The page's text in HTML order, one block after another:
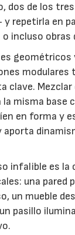
dos de los
repetirla en
incluso obras
geométricos
modulares
clave. Mezclar
misma base
en forma y
aporta
infalible es la
una pared
un mueble
pasillo